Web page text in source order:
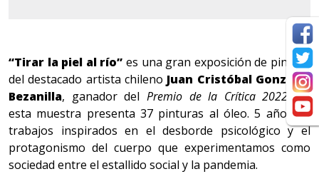
“Tirar la piel al río” es una gran exposición de pintura
del destacado artista chileno Juan Cristóbal González
Bezanilla, ganador del Premio de la Crítica 2022 . En
esta muestra presenta 37 pinturas al óleo. 5 años de
trabajos inspirados en el desborde psicológico y el
protagonismo del cuerpo que experimentamos como
sociedad entre el estallido social y la pandemia.